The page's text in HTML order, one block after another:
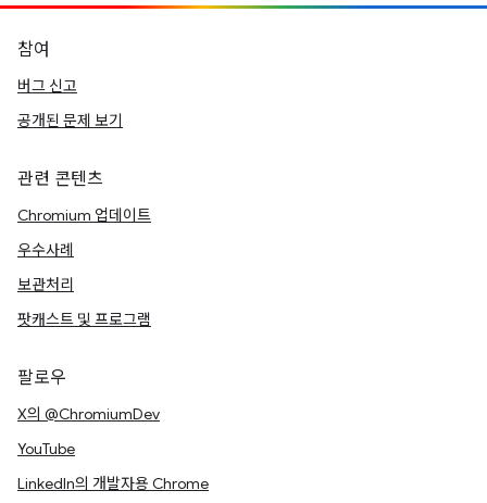
참여
버그 신고
공개된 문제 보기
관련 콘텐츠
Chromium 업데이트
우수사례
보관처리
팟캐스트 및 프로그램
팔로우
X의 @ChromiumDev
YouTube
LinkedIn의 개발자용 Chrome